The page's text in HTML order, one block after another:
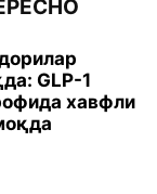
GLP-1
хавфли